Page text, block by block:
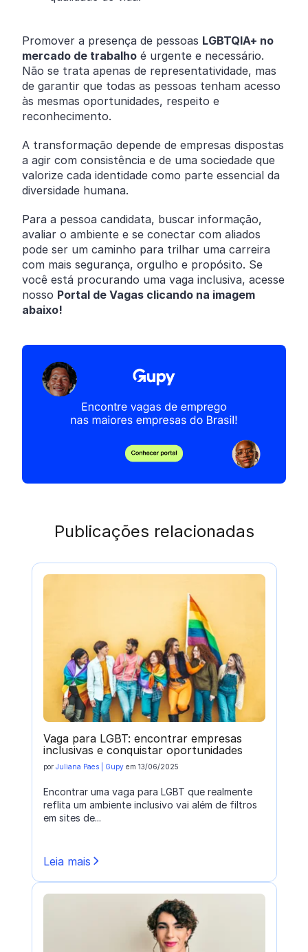
Promover a presença de pessoas LGBTQIA+ no
mercado de trabalho é urgente e necessário.
Não se trata apenas de representatividade, mas
de garantir que todas as pessoas tenham acesso
às mesmas oportunidades, respeito e
reconhecimento.
A transformação depende de empresas dispostas
a agir com consistência e de uma sociedade que
valorize cada identidade como parte essencial da
diversidade humana.
Para a pessoa candidata, buscar informação,
avaliar o ambiente e se conectar com aliados
pode ser um caminho para trilhar uma carreira
com mais segurança, orgulho e propósito. Se
você está procurando uma vaga inclusiva, acesse
nosso Portal de Vagas clicando na imagem
abaixo!
Publicações relacionadas
Vaga para LGBT: encontrar empresas
inclusivas e conquistar oportunidades
por Juliana Paes | Gupyem 13/06/2025
Encontrar uma vaga para LGBT que realmente
reflita um ambiente inclusivo vai além de filtros
em sites de...
Leia mais